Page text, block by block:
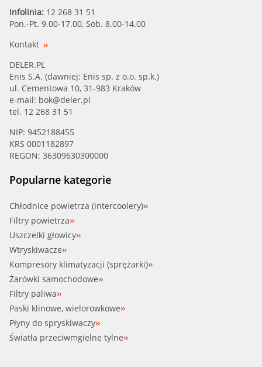
Infolinia: 12 268 31 51
Pon.-Pt. 9.00-17.00, Sob. 8.00-14.00
Kontakt
DELER.PL
Enis S.A. (dawniej: Enis sp. z o.o. sp.k.)
ul. Cementowa 10, 31-983 Kraków
e-mail: bok@deler.pl
tel. 12 268 31 51
NIP: 9452188455
KRS 0001182897
REGON: 36309630300000
Popularne kategorie
Chłodnice powietrza (intercoolery)
Filtry powietrza
Uszczelki głowicy
Wtryskiwacze
Kompresory klimatyzacji (sprężarki)
Żarówki samochodowe
Filtry paliwa
Paski klinowe, wielorowkowe
Płyny do spryskiwaczy
Światła przeciwmgielne tylne